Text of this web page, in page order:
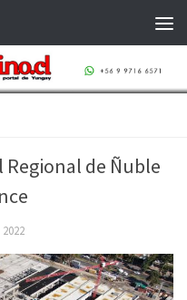
Regional de Ñuble